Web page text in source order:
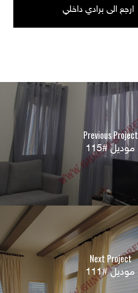
ارجع الى برادي داخلي
Previous Project
موديل #115
Next Project
موديل #111